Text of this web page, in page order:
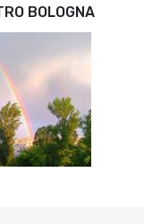
BOLOGNA